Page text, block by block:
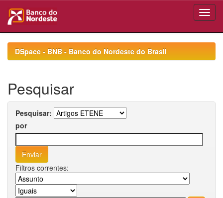
navigationDSpace - BNB - Banco do Nordeste do Brasil
Pesquisar
Pesquisar:
por
Filtros correntes: